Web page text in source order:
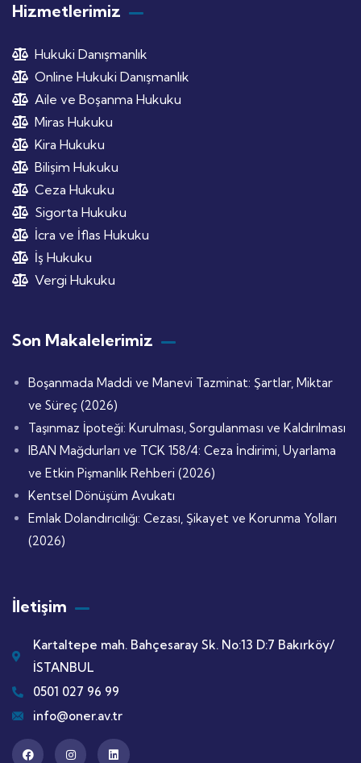
Hizmetlerimiz
Hukuki Danışmanlık
Online Hukuki Danışmanlık
Aile ve Boşanma Hukuku
Miras Hukuku
Kira Hukuku
Bilişim Hukuku
Ceza Hukuku
Sigorta Hukuku
İcra ve İflas Hukuku
İş Hukuku
Vergi Hukuku
Son Makalelerimiz
Boşanmada Maddi ve Manevi Tazminat: Şartlar, Miktar
ve Süreç (2026)
Taşınmaz İpoteği: Kurulması, Sorgulanması ve Kaldırılması
IBAN Mağdurları ve TCK 158/4: Ceza İndirimi, Uyarlama
ve Etkin Pişmanlık Rehberi (2026)
Kentsel Dönüşüm Avukatı
Emlak Dolandırıcılığı: Cezası, Şikayet ve Korunma Yolları
(2026)
İletişim
Kartaltepe mah. Bahçesaray Sk. No:13 D:7 Bakırköy/
İSTANBUL
0501 027 96 99
info@oner.av.tr